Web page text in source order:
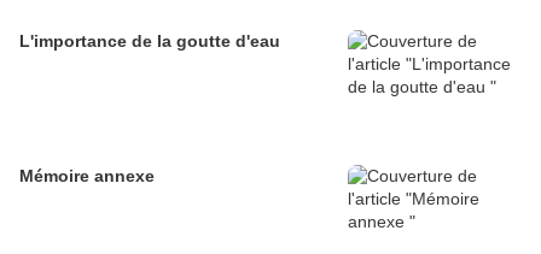
L'importance de la goutte d'eau
Mémoire annexe